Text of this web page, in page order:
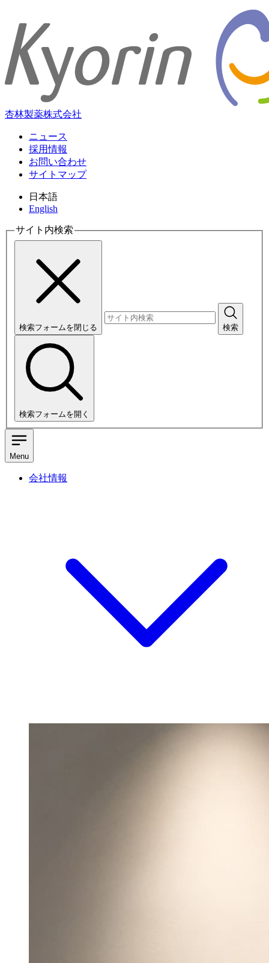
杏林製薬株式会社
ニュース
採用情報
お問い合わせ
サイトマップ
日本語
English
サイト内検索
検索フォームを閉じる 検索
検索フォームを開く
Menu
会社情報